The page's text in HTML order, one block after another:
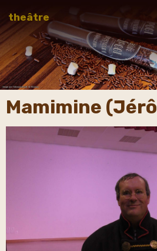
theâtre
Mamimine